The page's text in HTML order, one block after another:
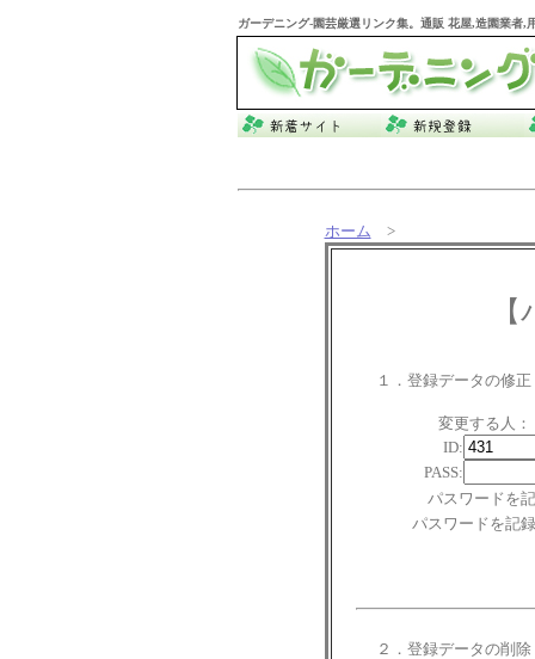
ガーデニング-園芸厳選リンク集。通販 花屋,造園業者,
ホーム >
１．登録データの修正
変更する人：
ID:
PASS:
パスワードを
パスワードを記
２．登録データの削除